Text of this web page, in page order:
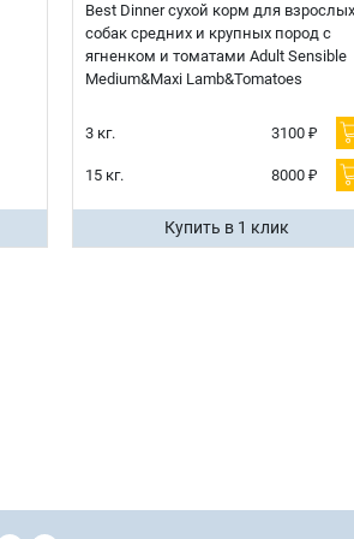
Best Dinner сухой корм для взрослых
собак средних и крупных пород с
ягненком и томатами Adult Sensible
Medium&Maxi Lamb&Tomatoes
3 кг. 3100 ₽
15 кг. 8000 ₽
Купить в 1 клик